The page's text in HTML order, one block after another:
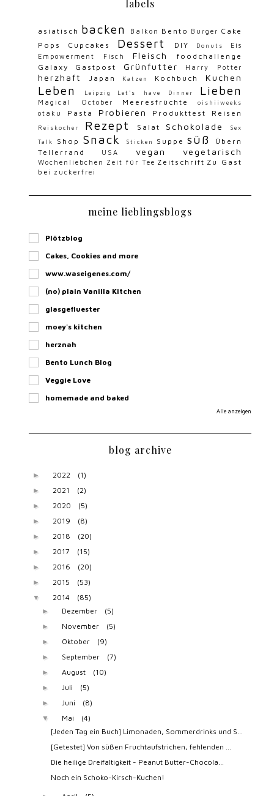
labels
asiatisch backen Balkon Bento Burger Cake
Pops
Cupcakes Dessert DIY Donuts
Eis
Empowerment
Fisch Fleisch
foodchallenge
Galaxy
Gastpost Grünfutter Harry Potter
herzhaft Japan Katzen Kochbuch Kuchen
Leben Leipzig Let's have Dinner Lieben
Magical October Meeresfrüchte oishiiweeks
otaku Pasta Probieren Produkttest Reisen
Reiskocher Rezept Salat Schokolade Sex
Talk Shop Snack Sticken Suppe süß
Übern
Tellerrand
USA vegan vegetarisch
Wochenliebchen Zeit für Tee Zeitschrift Zu Gast
bei zuckerfrei
meine lieblingsblogs
Plötzblog
Cakes, Cookies and more
www.waseigenes.com/
(no) plain Vanilla Kitchen
glasgefluester
moey's kitchen
herznah
Bento Lunch Blog
Veggie Love
homemade and baked
Alle anzeigen
blog archive
► 2022 (1)
► 2021 (2)
► 2020 (5)
► 2019 (8)
► 2018 (20)
► 2017 (15)
► 2016 (20)
► 2015 (53)
▼ 2014 (85)
► Dezember (5)
► November (5)
► Oktober (9)
► September (7)
► August (10)
► Juli (5)
► Juni (8)
▼ Mai
(4)
[Jeden Tag ein Buch] Limonaden, Sommerdrinks und S...
[Getestet] Von süßen Fruchtaufstrichen, fehlenden ...
Die heilige Dreifaltigkeit - Peanut Butter-Chocola...
Noch ein Schoko-Kirsch-Kuchen!